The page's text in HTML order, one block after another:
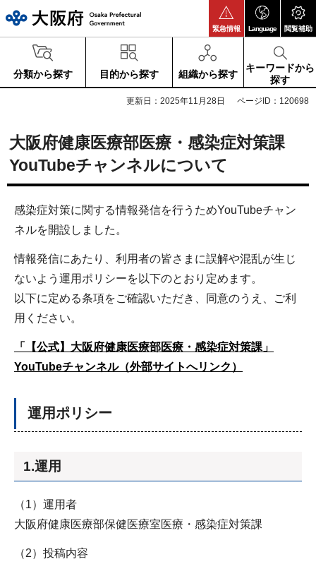
緊急情報 Language 閲覧補助
分類から探す 目的から探す 組織から探す
キーワードから
探す
更新日：2025年11月28日 ページID：120698
大阪府健康医療部医療・感染症対策課
YouTubeチャンネルについて
感染症対策に関する情報発信を行うためYouTubeチャン
ネルを開設しました。
情報発信にあたり、利用者の皆さまに誤解や混乱が生じ
ないよう運用ポリシーを以下のとおり定めます。
以下に定める条項をご確認いただき、同意のうえ、ご利
用ください。
「【公式】大阪府健康医療部医療・感染症対策課」
YouTubeチャンネル（外部サイトへリンク）
運用ポリシー
1.運用
（1）運用者
大阪府健康医療部保健医療室医療・感染症対策課
（2）投稿内容